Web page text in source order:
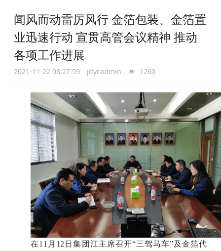
闻风而动雷厉风行 金箔包装、金箔置
业迅速行动 宣贯高管会议精神 推动
各项工作进展
2021-11-22 08:27:59 jdycadmin 1260
在11月12日集团江主席召开“三驾马车”及金箔代